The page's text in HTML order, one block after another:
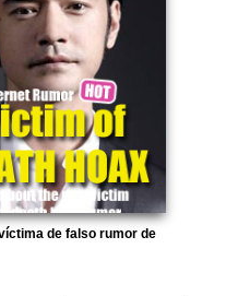
de falso rumor de